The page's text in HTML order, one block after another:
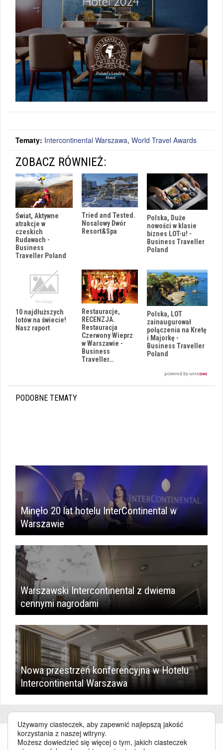
Tematy: Intercontinental Warszawa, World Travel Awards
ZOBACZ RÓWNIEŻ:
Świat, Aktywne
atrakcje w
czeskich
Rudawach -
Business
Traveller Poland
Tried and Tested.
Nosalowy Dwór
Resort&Spa
Polska, Duże
nowości w klasie
biznes LOT-u! -
Business Traveller
Poland
10 najdłuższych
lotów na świecie!
Nasz raport
Restauracje,
RECENZJA.
Restauracja
Czerwony Wieprz
w Warszawie -
Business
Traveller…
Polska, LOT
zainaugurował
połączenia na Kretę
i Majorkę -
Business Traveller
Poland
PODOBNE TEMATY
Minęło 20 lat hotelu InterContinental w
Warszawie
Warszawski Intercontinental z dwiema
cennymi nagrodami
Nowa przestrzeń konferencyjna w Hotelu
Intercontinental Warszawa
Używamy ciasteczek, aby zapewnić najlepszą jakość
korzystania z naszej witryny.
Możesz dowiedzieć się więcej o tym, jakich ciasteczek